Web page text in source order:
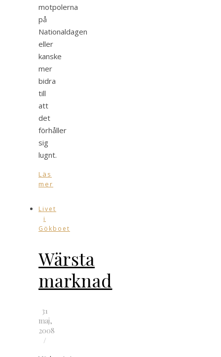
motpolerna
på
Nationaldagen
eller
kanske
mer
bidra
till
att
det
förhåller
sig
lugnt.
Läs
mer
Livet
i
Gökboet
Wärsta
marknad
31
maj,
2008
/